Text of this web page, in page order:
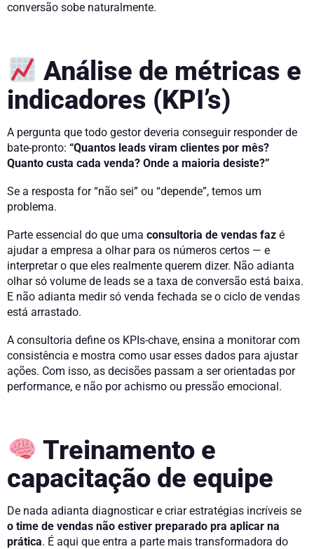
conversão sobe naturalmente.
Análise de métricas e
indicadores (KPI’s)
A pergunta que todo gestor deveria conseguir responder de
bate-pronto: “Quantos leads viram clientes por mês?
Quanto custa cada venda? Onde a maioria desiste?”
Se a resposta for “não sei” ou “depende”, temos um
problema.
Parte essencial do que uma consultoria de vendas faz é
ajudar a empresa a olhar para os números certos — e
interpretar o que eles realmente querem dizer. Não adianta
olhar só volume de leads se a taxa de conversão está baixa.
E não adianta medir só venda fechada se o ciclo de vendas
está arrastado.
A consultoria define os KPIs-chave, ensina a monitorar com
consistência e mostra como usar esses dados para ajustar
ações. Com isso, as decisões passam a ser orientadas por
performance, e não por achismo ou pressão emocional.
Treinamento e
capacitação de equipe
De nada adianta diagnosticar e criar estratégias incríveis se
o time de vendas não estiver preparado pra aplicar na
prática. É aqui que entra a parte mais transformadora do